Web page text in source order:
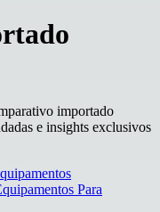
importado
e insights exclusivos
Para